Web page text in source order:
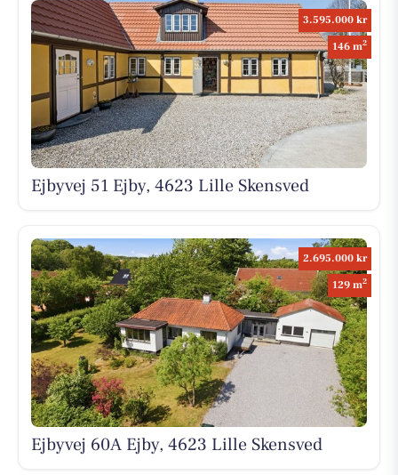
3.595.000 kr
146 m2
Ejbyvej 51 Ejby, 4623 Lille Skensved
2.695.000 kr
129 m2
Ejbyvej 60A Ejby, 4623 Lille Skensved